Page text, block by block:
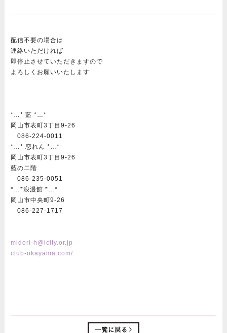
配信不要の場合は
連絡いただければ
即停止させていただきますので
よろしくお願いいたします
*…* 藍 *…*
岡山市表町3丁目9-26
086-224-0011
*…* 恋れん *…*
岡山市表町3丁目9-26
藍の二階
086-235-0051
*…*浪漫館 *…*
岡山市中央町9-26
086-227-1717
midori-h@icity.or.jp
club-okayama.com/
一覧に戻る